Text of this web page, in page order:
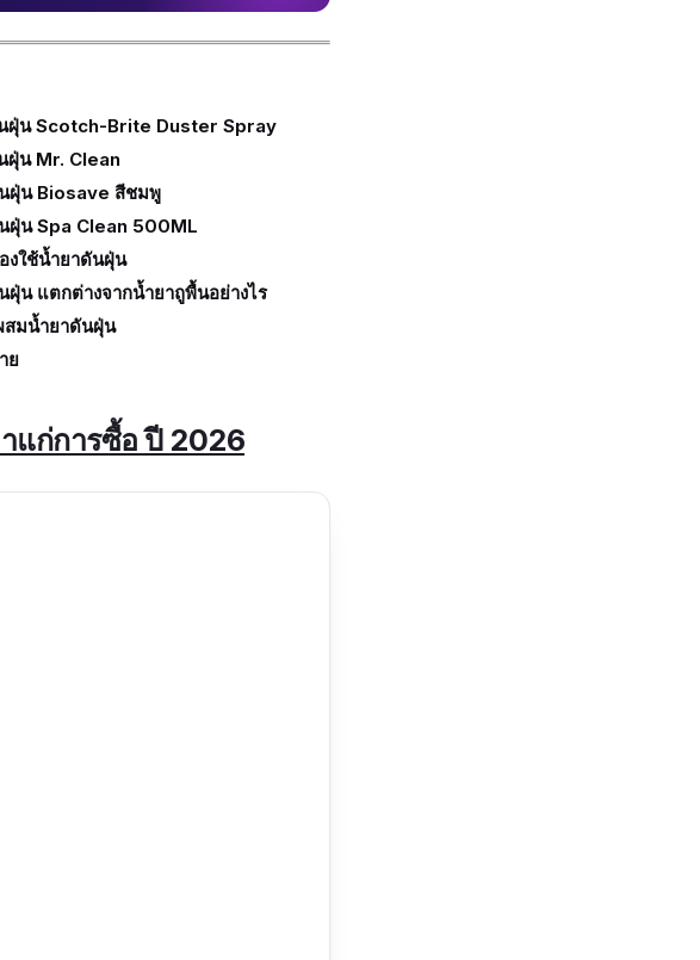
ฝุ่น Scotch-Brite Duster Spray
ฝุ่น Mr. Clean
ฝุ่น Biosave สีชมพู
ฝุ่น Spa Clean 500ML
งใช้น้ำยาดันฝุ่น
ฝุ่น แตกต่างจากน้ำยาถูพื้นอย่างไร
สมน้ำยาดันฝุ่น
ย
แก่การซื้อ ปี 2026